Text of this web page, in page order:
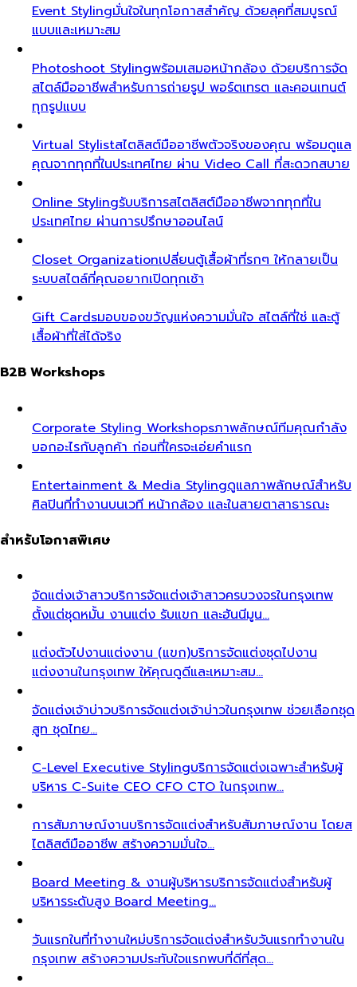
Event Stylingมั่นใจในทุกโอกาสสำคัญ ด้วยลุคที่สมบูรณ์
แบบและเหมาะสม
Photoshoot Stylingพร้อมเสมอหน้ากล้อง ด้วยบริการจัด
สไตล์มืออาชีพสำหรับการถ่ายรูป พอร์ตเทรต และคอนเทนต์
ทุกรูปแบบ
Virtual Stylistสไตลิสต์มืออาชีพตัวจริงของคุณ พร้อมดูแล
คุณจากทุกที่ในประเทศไทย ผ่าน Video Call ที่สะดวกสบาย
Online Stylingรับบริการสไตลิสต์มืออาชีพจากทุกที่ใน
ประเทศไทย ผ่านการปรึกษาออนไลน์
Closet Organizationเปลี่ยนตู้เสื้อผ้าที่รกๆ ให้กลายเป็น
ระบบสไตล์ที่คุณอยากเปิดทุกเช้า
Gift Cardsมอบของขวัญแห่งความมั่นใจ สไตล์ที่ใช่ และตู้
เสื้อผ้าที่ใส่ได้จริง
B2B Workshops
Corporate Styling Workshopsภาพลักษณ์ทีมคุณกำลัง
บอกอะไรกับลูกค้า ก่อนที่ใครจะเอ่ยคำแรก
Entertainment & Media Stylingดูแลภาพลักษณ์สำหรับ
ศิลปินที่ทำงานบนเวที หน้ากล้อง และในสายตาสาธารณะ
สำหรับโอกาสพิเศษ
จัดแต่งเจ้าสาวบริการจัดแต่งเจ้าสาวครบวงจรในกรุงเทพ
ตั้งแต่ชุดหมั้น งานแต่ง รับแขก และฮันนีมูน…
แต่งตัวไปงานแต่งงาน (แขก)บริการจัดแต่งชุดไปงาน
แต่งงานในกรุงเทพ ให้คุณดูดีและเหมาะสม…
จัดแต่งเจ้าบ่าวบริการจัดแต่งเจ้าบ่าวในกรุงเทพ ช่วยเลือกชุด
สูท ชุดไทย…
C-Level Executive Stylingบริการจัดแต่งเฉพาะสำหรับผู้
บริหาร C-Suite CEO CFO CTO ในกรุงเทพ…
การสัมภาษณ์งานบริการจัดแต่งสำหรับสัมภาษณ์งาน โดยส
ไตลิสต์มืออาชีพ สร้างความมั่นใจ…
Board Meeting & งานผู้บริหารบริการจัดแต่งสำหรับผู้
บริหารระดับสูง Board Meeting…
วันแรกในที่ทำงานใหม่บริการจัดแต่งสำหรับวันแรกทำงานใน
กรุงเทพ สร้างความประทับใจแรกพบที่ดีที่สุด…